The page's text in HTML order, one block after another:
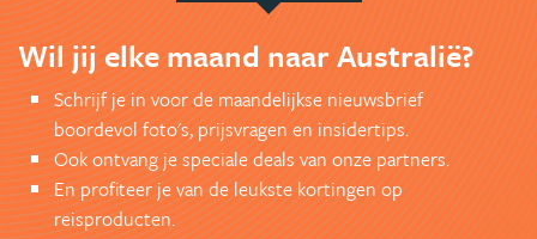
Wil jij elke maand naar Australië?
Schrijf je in voor de maandelijkse nieuwsbrief
boordevol foto's, prijsvragen en insidertips.
Ook ontvang je speciale deals van onze partners.
En profiteer je van de leukste kortingen op
reisproducten.